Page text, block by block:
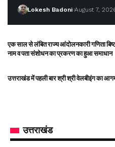
Lokesh Badoni August 7,
एक साल से लंबित राज्य आंदोलनकारी गणिता
नाम व पता संशोधन का प्रकरण का हुआ समाधान
उत्तराखंड में पहली बार श्री श्री वेलबीइंग का
उत्तराखंड